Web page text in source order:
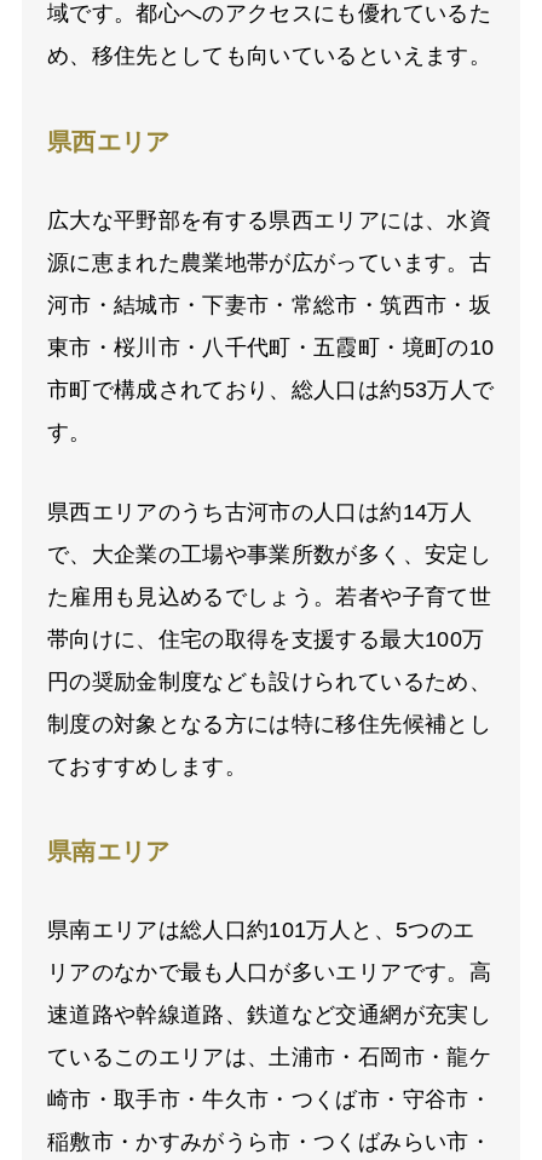
域です。都心へのアクセスにも優れているた
め、移住先としても向いているといえます。
県西エリア
広大な平野部を有する県西エリアには、水資
源に恵まれた農業地帯が広がっています。古
河市・結城市・下妻市・常総市・筑西市・坂
東市・桜川市・八千代町・五霞町・境町の10
市町で構成されており、総人口は約53万人で
す。
県西エリアのうち古河市の人口は約14万人
で、大企業の工場や事業所数が多く、安定し
た雇用も見込めるでしょう。若者や子育て世
帯向けに、住宅の取得を支援する最大100万
円の奨励金制度なども設けられているため、
制度の対象となる方には特に移住先候補とし
ておすすめします。
県南エリア
県南エリアは総人口約101万人と、5つのエ
リアのなかで最も人口が多いエリアです。高
速道路や幹線道路、鉄道など交通網が充実し
ているこのエリアは、土浦市・石岡市・龍ケ
崎市・取手市・牛久市・つくば市・守谷市・
稲敷市・かすみがうら市・つくばみらい市・